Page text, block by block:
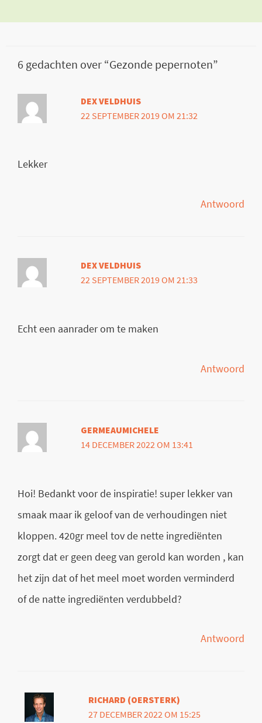
6 gedachten over “Gezonde pepernoten”
DEX VELDHUIS
22 SEPTEMBER 2019 OM 21:32
Lekker
Antwoord
DEX VELDHUIS
22 SEPTEMBER 2019 OM 21:33
Echt een aanrader om te maken
Antwoord
GERMEAUMICHELE
14 DECEMBER 2022 OM 13:41
Hoi! Bedankt voor de inspiratie! super lekker van
smaak maar ik geloof van de verhoudingen niet
kloppen. 420gr meel tov de nette ingrediënten
zorgt dat er geen deeg van gerold kan worden , kan
het zijn dat of het meel moet worden verminderd
of de natte ingrediënten verdubbeld?
Antwoord
RICHARD (OERSTERK)
27 DECEMBER 2022 OM 15:25